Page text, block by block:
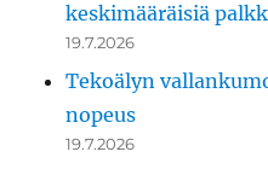
keskimääräisiä
19.7.2026
Tekoälyn
nopeus
19.7.2026